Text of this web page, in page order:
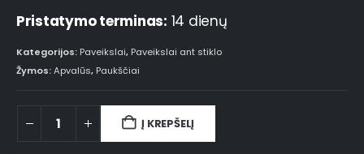
Pristatymo terminas: 14 dienų
Kategorijos: Paveikslai, Paveikslai ant stiklo
Žymos:Apvalūs, Paukščiai
Į KREPŠELĮ